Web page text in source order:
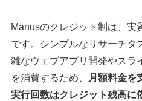
Manusのクレジット制は、実
です。シンプルなリサーチタ
雑なウェブアプリ開発やスラ
を消費するため、
月額料金を
実行回数はクレジット残高に